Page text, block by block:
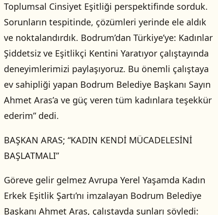
Toplumsal Cinsiyet Eşitliği perspektifinde sorduk.
Sorunların tespitinde, çözümleri yerinde ele aldık
ve noktalandırdık. Bodrum’dan Türkiye’ye: Kadınlar
Şiddetsiz ve Eşitlikçi Kentini Yaratıyor çalıştayında
deneyimlerimizi paylaşıyoruz. Bu önemli çalıştaya
ev sahipliği yapan Bodrum Belediye Başkanı Sayın
Ahmet Aras’a ve güç veren tüm kadınlara teşekkür
ederim” dedi.
BAŞKAN ARAS; “KADIN KENDİ MÜCADELESİNİ
BAŞLATMALI”
Göreve gelir gelmez Avrupa Yerel Yaşamda Kadın
Erkek Eşitlik Şartı’nı imzalayan Bodrum Belediye
Başkanı Ahmet Aras, çalıştayda şunları söyledi: